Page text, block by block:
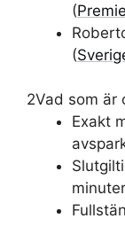
(
(
2Vad som är
Exakt